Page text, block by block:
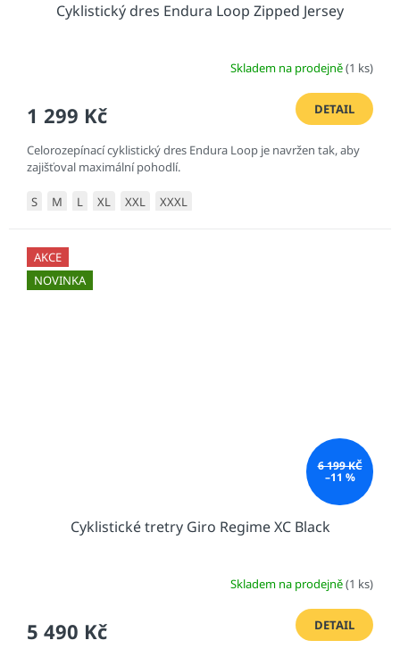
Cyklistický dres Endura Loop Zipped Jersey
Skladem na prodejně(1 ks)
1 299 Kč DETAIL
Celorozepínací cyklistický dres Endura Loop je navržen tak, aby
zajišťoval maximální pohodlí.
S M L XL XXL XXXL
AKCE
NOVINKA
6 199 KČ
–11 %
Cyklistické tretry Giro Regime XC Black
Skladem na prodejně(1 ks)
5 490 Kč DETAIL